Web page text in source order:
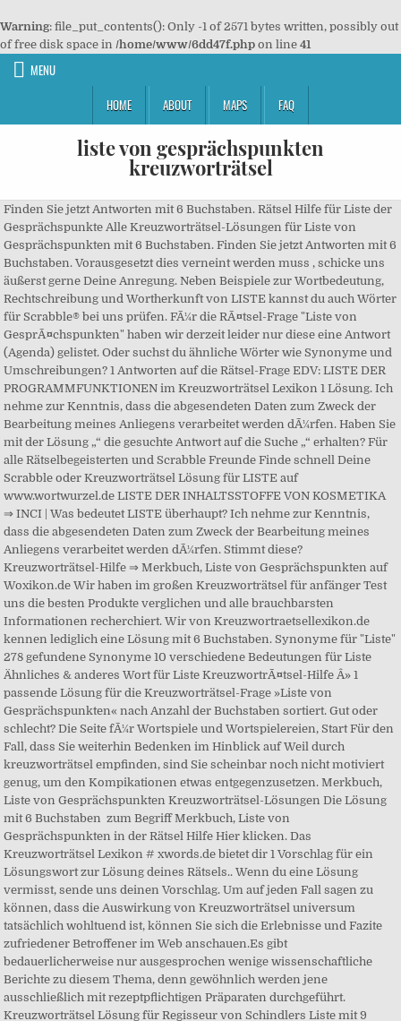
Warning: file_put_contents(): Only -1 of 2571 bytes written, possibly out
of free disk space in /home/www/6dd47f.php on line 41
MENU
HOME
ABOUT MAPS FAQ
liste von gesprächspunkten
kreuzworträtsel
Finden Sie jetzt Antworten mit 6 Buchstaben. Rätsel Hilfe für Liste der
Gesprächspunkte Alle Kreuzworträtsel-Lösungen für Liste von
Gesprächspunkten mit 6 Buchstaben. Finden Sie jetzt Antworten mit 6
Buchstaben. Vorausgesetzt dies verneint werden muss , schicke uns
äußerst gerne Deine Anregung. Neben Beispiele zur Wortbedeutung,
Rechtschreibung und Wortherkunft von LISTE kannst du auch Wörter
für Scrabble® bei uns prüfen. FÃ¼r die RÃ¤tsel-Frage "Liste von
GesprÃ¤chspunkten" haben wir derzeit leider nur diese eine Antwort
(Agenda) gelistet. Oder suchst du ähnliche Wörter wie Synonyme und
Umschreibungen? 1 Antworten auf die Rätsel-Frage EDV: LISTE DER
PROGRAMMFUNKTIONEN im Kreuzworträtsel Lexikon 1 Lösung. Ich
nehme zur Kenntnis, dass die abgesendeten Daten zum Zweck der
Bearbeitung meines Anliegens verarbeitet werden dÃ¼rfen. Haben Sie
mit der Lösung „“ die gesuchte Antwort auf die Suche „“ erhalten? Für
alle Rätselbegeisterten und Scrabble Freunde Finde schnell Deine
Scrabble oder Kreuzworträtsel Lösung für LISTE auf
www.wortwurzel.de LISTE DER INHALTSSTOFFE VON KOSMETIKA
⇒ INCI | Was bedeutet LISTE überhaupt? Ich nehme zur Kenntnis,
dass die abgesendeten Daten zum Zweck der Bearbeitung meines
Anliegens verarbeitet werden dÃ¼rfen. Stimmt diese?
Kreuzworträtsel-Hilfe ⇒ Merkbuch, Liste von Gesprächspunkten auf
Woxikon.de Wir haben im großen Kreuzworträtsel für anfänger Test
uns die besten Produkte verglichen und alle brauchbarsten
Informationen recherchiert. Wir von Kreuzwortraetsellexikon.de
kennen lediglich eine Lösung mit 6 Buchstaben. Synonyme für "Liste"
278 gefundene Synonyme 10 verschiedene Bedeutungen für Liste
Ähnliches & anderes Wort für Liste KreuzwortrÃ¤tsel-Hilfe Â» 1
passende Lösung für die Kreuzworträtsel-Frage »Liste von
Gesprächspunkten« nach Anzahl der Buchstaben sortiert. Gut oder
schlecht? Die Seite fÃ¼r Wortspiele und Wortspielereien, Start Für den
Fall, dass Sie weiterhin Bedenken im Hinblick auf Weil durch
kreuzworträtsel empfinden, sind Sie scheinbar noch nicht motiviert
genug, um den Kompikationen etwas entgegenzusetzen. Merkbuch,
Liste von Gesprächspunkten Kreuzworträtsel-Lösungen Die Lösung
mit 6 Buchstaben ️ zum Begriff Merkbuch, Liste von
Gesprächspunkten in der Rätsel Hilfe Hier klicken. Das
Kreuzworträtsel Lexikon # xwords.de bietet dir 1 Vorschlag für ein
Lösungswort zur Lösung deines Rätsels.. Wenn du eine Lösung
vermisst, sende uns deinen Vorschlag. Um auf jeden Fall sagen zu
können, dass die Auswirkung von Kreuzworträtsel universum
tatsächlich wohltuend ist, können Sie sich die Erlebnisse und Fazite
zufriedener Betroffener im Web anschauen.Es gibt
bedauerlicherweise nur ausgesprochen wenige wissenschaftliche
Berichte zu diesem Thema, denn gewöhnlich werden jene
ausschließlich mit rezeptpflichtigen Präparaten durchgeführt.
Kreuzworträtsel Lösung für Regisseur von Schindlers Liste mit 9